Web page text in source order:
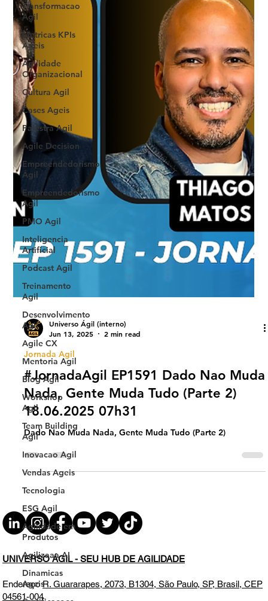
Transformacao
Agil
Metricas KPIs
Ageis
Agilidade
Organizacional
Cultura Agil
Cases Ageis
Palestra Agil
Agile Decision
Empreendedorismo
Ágil
Empreendedorismo
Agil
PMO Agil
Inteligencia
Artificial
Podcast Agil
Treinamento
Agil
Desenvolvimento
Agil
Agile CX
Mentoria Agil
Blog Agil
Workshop
Agil
Team Building
Agil
Inovacao Agil
Vendas Ageis
Tecnologia
ESG Agil
Agilidade em
Produtos
Agilizaaa AI
Dinamicas
Ageis
Universo Ágil (interno)
Jun 13, 2025
Jornada Agil
#JornadaAgil EP1591 Dado Nao Muda
Nada, Gente Muda Tudo (Parte 2)
18.06.2025 07h31
UNIVERSO ÁGIL - SEU HUB DE AGILIDADE